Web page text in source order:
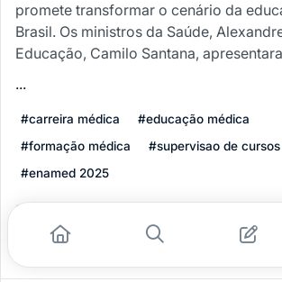
promete transformar o cenário da
Brasil. Os ministros da Saúde,
Educação, Camilo Santana,
...
#carreira médica
#educação médica
#formação médica
#supervisao de
#enamed 2025